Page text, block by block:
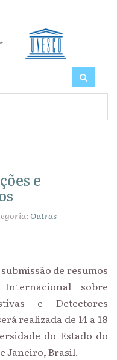
e
Outras
de resumos
sobre
e Detectores
realizada de 14 a 18
do Estado do
Janeiro, Brasil.